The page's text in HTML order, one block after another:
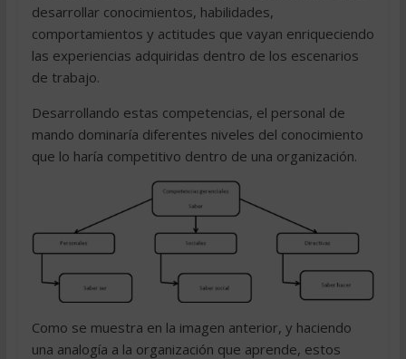
desarrollar conocimientos, habilidades,
comportamientos y actitudes que vayan enriqueciendo
las experiencias adquiridas dentro de los escenarios
de trabajo.
Desarrollando estas competencias, el personal de
mando dominaría diferentes niveles del conocimiento
que lo haría competitivo dentro de una organización.
Como se muestra en la imagen anterior, y haciendo
una analogía a la organización que aprende, estos